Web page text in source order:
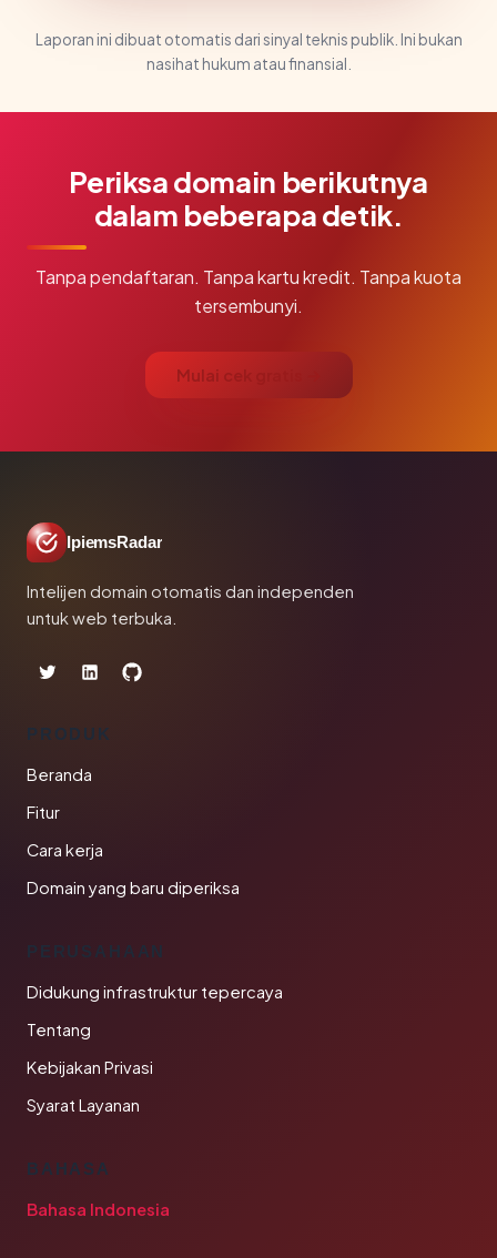
Laporan ini dibuat otomatis dari sinyal teknis publik. Ini bukan
nasihat hukum atau finansial.
Periksa domain berikutnya
dalam beberapa detik.
Tanpa pendaftaran. Tanpa kartu kredit. Tanpa kuota
tersembunyi.
Mulai cek gratis →
IpiemsRadar
Intelijen domain otomatis dan independen
untuk web terbuka.
PRODUK
Beranda
Fitur
Cara kerja
Domain yang baru diperiksa
PERUSAHAAN
Didukung infrastruktur tepercaya
Tentang
Kebijakan Privasi
Syarat Layanan
BAHASA
Bahasa Indonesia